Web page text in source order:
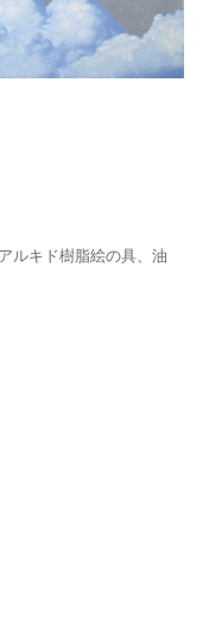
ルキド樹脂絵の具、油